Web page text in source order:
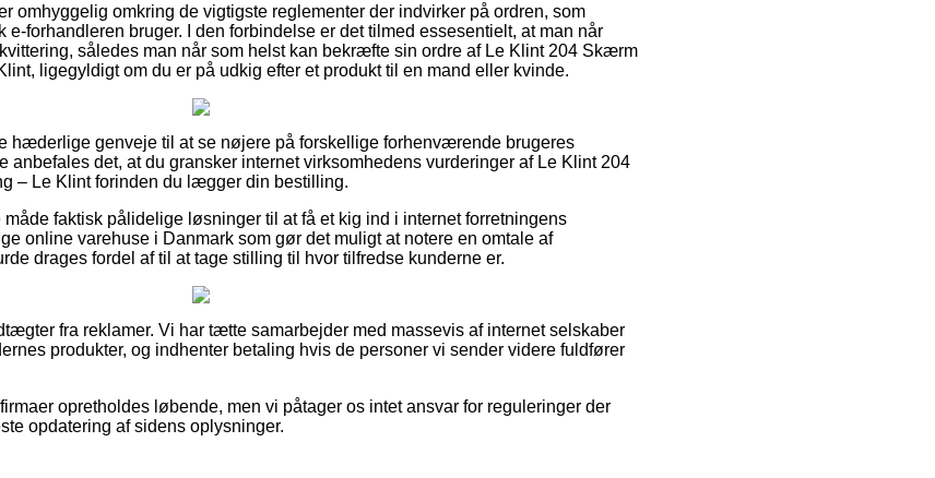
omhyggelig omkring de vigtigste reglementer der indvirker på ordren, som
forhandleren bruger. I den forbindelse er det tilmed essesentielt, at man når
således man når som helst kan bekræfte sin ordre af Le Klint 204 Skærm
ligegyldigt om du er på udkig efter et produkt til en mand eller kvinde.
hæderlige genveje til at se nøjere på forskellige forhenværende brugeres
anbefales det, at du gransker internet virksomhedens vurderinger af Le Klint 204
– Le Klint forinden du lægger din bestilling.
faktisk pålidelige løsninger til at få et kig ind i internet forretningens
online varehuse i Danmark som gør det muligt at notere en omtale af
drages fordel af til at tage stilling til hvor tilfredse kunderne er.
fra reklamer. Vi har tætte samarbejder med massevis af internet selskaber
produkter, og indhenter betaling hvis de personer vi sender videre fuldfører
opretholdes løbende, men vi påtager os intet ansvar for reguleringer der
opdatering af sidens oplysninger.